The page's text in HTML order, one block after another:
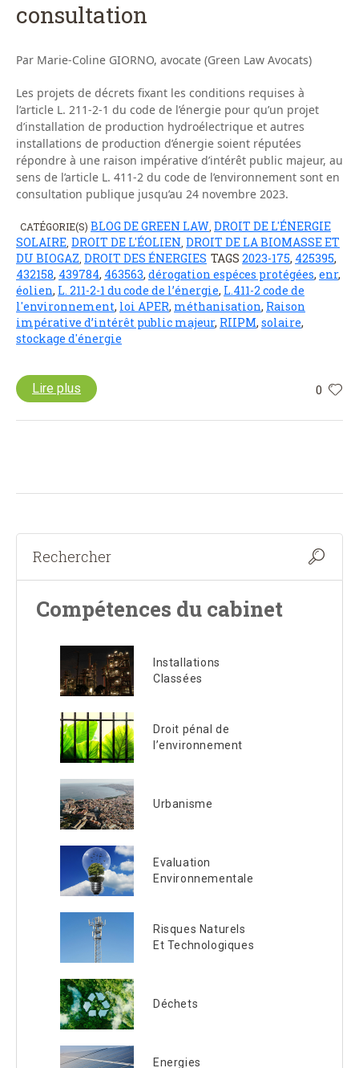
consultation
Par Marie-Coline GIORNO, avocate (Green Law Avocats)
Les projets de décrets fixant les conditions requises à
l’article L. 211-2-1 du code de l’énergie pour qu’un projet
d’installation de production hydroélectrique et autres
installations de production d’énergie soient réputées
répondre à une raison impérative d’intérêt public majeur, au
sens de l’article L. 411-2 du code de l’environnement sont en
consultation publique jusqu’au 24 novembre 2023.
CATÉGORIE(S) BLOG DE GREEN LAW DROIT DE L'ÉNERGIE
SOLAIRE DROIT DE L'ÉOLIEN DROIT DE LA BIOMASSE ET
DU BIOGAZ DROIT DES ÉNERGIES TAGS 2023-175, 425395,
432158, 439784, 463563, dérogation espéces protégées, enr,
éolien, L. 211-2-1 du code de l’énergie, L.411-2 code de
l'environnement, loi APER, méthanisation, Raison
impérative d’intérêt public majeur, RIIPM, solaire,
stockage d'énergie
0
Lire plus
Compétences du cabinet
Installations
Classées
Droit pénal de
l’environnement
Urbanisme
Evaluation
Environnementale
Risques Naturels
Et Technologiques
Déchets
Energies